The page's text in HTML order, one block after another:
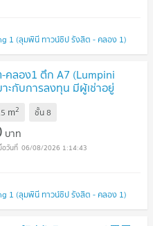
1 (ลุมพินี ทาวน์ชิป รังสิต - คลอง 1)
ลอง1 ตึก A7 (Lumpini
ะกับการลงทุน มีผู้เช่าอยู่
m2 ชั้น8
บาท
06/08/2026 1:14:43
1 (ลุมพินี ทาวน์ชิป รังสิต - คลอง 1)